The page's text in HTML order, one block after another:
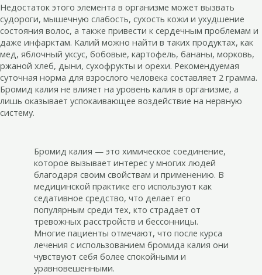
Недостаток этого элемента в организме может вызвать
судороги, мышечную слабость, сухость кожи и ухудшение
состояния волос, а также привести к сердечным проблемам и
даже инфарктам. Калий можно найти в таких продуктах, как
мед, яблочный уксус, бобовые, картофель, бананы, морковь,
ржаной хлеб, дыни, сухофрукты и орехи. Рекомендуемая
суточная норма для взрослого человека составляет 2 грамма.
Бромид калия не влияет на уровень калия в организме, а
лишь оказывает успокаивающее воздействие на нервную
систему.
Бромид калия — это химическое соединение,
которое вызывает интерес у многих людей
благодаря своим свойствам и применению. В
медицинской практике его используют как
седативное средство, что делает его
популярным среди тех, кто страдает от
тревожных расстройств и бессонницы.
Многие пациенты отмечают, что после курса
лечения с использованием бромида калия они
чувствуют себя более спокойными и
уравновешенными.